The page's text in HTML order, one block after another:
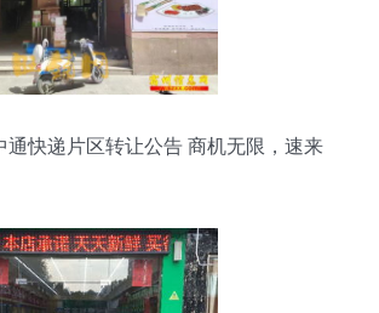
通快递片区转让公告 商机无限，速来